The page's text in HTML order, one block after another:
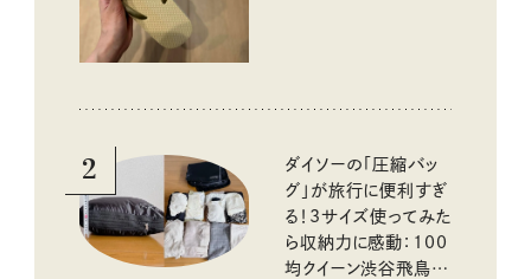
2
ダイソーの「圧縮バッ
グ」が旅行に便利すぎ
る！3サイズ使ってみた
ら収納力に感動：100
均クイーン渋谷飛鳥の